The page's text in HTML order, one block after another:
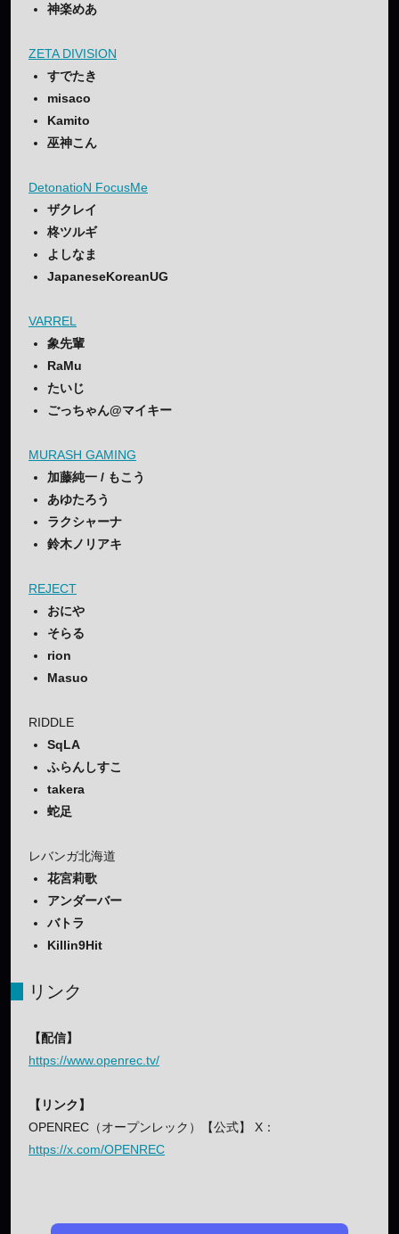
神楽めあ
ZETA DIVISION
すでたき
misaco
Kamito
巫神こん
DetonatioN FocusMe
ザクレイ
柊ツルギ
よしなま
JapaneseKoreanUG
VARREL
象先輩
RaMu
たいじ
ごっちゃん@マイキー
MURASH GAMING
加藤純一 / もこう
あゆたろう
ラクシャーナ
鈴木ノリアキ
REJECT
おにや
そらる
rion
Masuo
RIDDLE
SqLA
ふらんしすこ
takera
蛇足
レバンガ北海道
花宮莉歌
アンダーバー
バトラ
Killin9Hit
リンク
【配信】
https://www.openrec.tv/
【リンク】
OPENREC（オープンレック）【公式】 X：
https://x.com/OPENREC